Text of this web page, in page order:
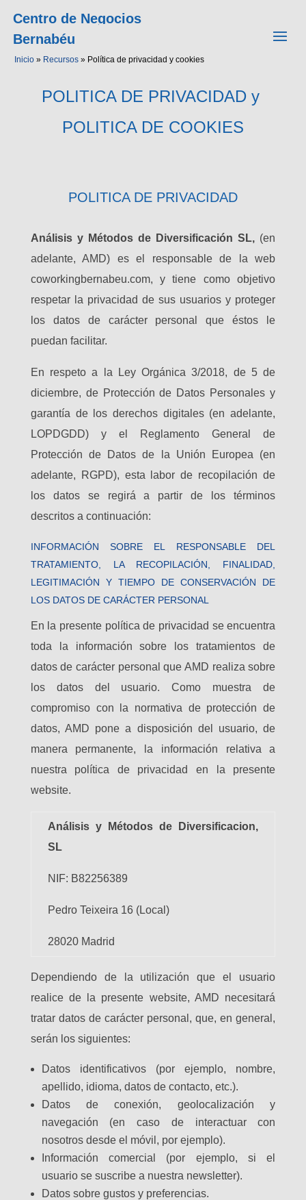
Centro de Negocios
Bernabéu
Inicio» Recursos» Política de privacidad y cookies
POLITICA DE PRIVACIDAD y
POLITICA DE COOKIES
POLITICA DE PRIVACIDAD
Análisis y Métodos de Diversificación SL, (en
adelante, AMD) es el responsable de la web
coworkingbernabeu.com, y tiene como objetivo
respetar la privacidad de sus usuarios y proteger
los datos de carácter personal que éstos le
puedan facilitar.
En respeto a la Ley Orgánica 3/2018, de 5 de
diciembre, de Protección de Datos Personales y
garantía de los derechos digitales (en adelante,
LOPDGDD) y el Reglamento General de
Protección de Datos de la Unión Europea (en
adelante, RGPD), esta labor de recopilación de
los datos se regirá a partir de los términos
descritos a continuación:
INFORMACIÓN SOBRE EL RESPONSABLE DEL
TRATAMIENTO, LA RECOPILACIÓN, FINALIDAD,
LEGITIMACIÓN Y TIEMPO DE CONSERVACIÓN DE
LOS DATOS DE CARÁCTER PERSONAL
En la presente política de privacidad se encuentra
toda la información sobre los tratamientos de
datos de carácter personal que AMD realiza sobre
los datos del usuario. Como muestra de
compromiso con la normativa de protección de
datos, AMD pone a disposición del usuario, de
manera permanente, la información relativa a
nuestra política de privacidad en la presente
website.
Análisis y Métodos de Diversificacion,
SL
NIF: B82256389
Pedro Teixeira 16 (Local)
28020 Madrid
Dependiendo de la utilización que el usuario
realice de la presente website, AMD necesitará
tratar datos de carácter personal, que, en general,
serán los siguientes:
Datos identificativos (por ejemplo, nombre,
apellido, idioma, datos de contacto, etc.).
Datos de conexión, geolocalización y
navegación (en caso de interactuar con
nosotros desde el móvil, por ejemplo).
Información comercial (por ejemplo, si el
usuario se suscribe a nuestra newsletter).
Datos sobre gustos y preferencias.